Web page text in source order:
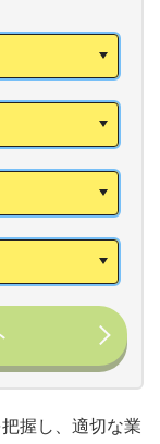
握し、適切な業